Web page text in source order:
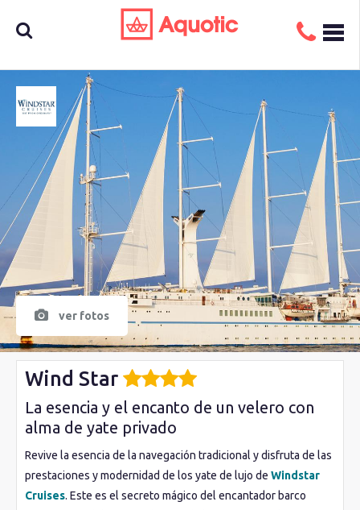
Busca
aquí tu
crucero
ver fotos
Wind Star
La esencia y el encanto de un velero con
alma de yate privado
Revive la esencia de la navegación tradicional y disfruta de las
prestaciones y modernidad de los yate de lujo de Windstar
Cruises. Este es el secreto mágico del encantador barco